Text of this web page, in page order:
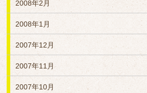
2008年2月
2008年1月
2007年12月
2007年11月
2007年10月